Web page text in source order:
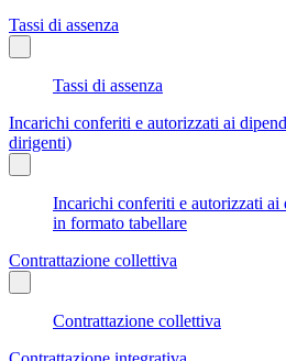
Tassi di assenza
Tassi di assenza
Incarichi conferiti e autorizzati ai
dirigenti)
Incarichi conferiti e autorizzati
in formato tabellare
Contrattazione collettiva
Contrattazione collettiva